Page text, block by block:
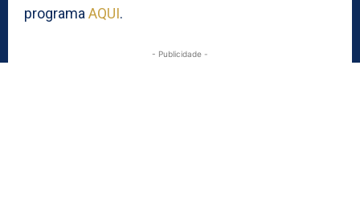
programa AQUI.
- Publicidade -